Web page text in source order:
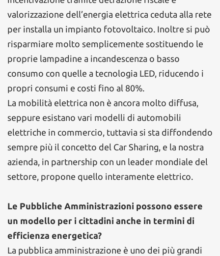
valorizzazione dell’energia elettrica ceduta alla rete
per installa un impianto fotovoltaico. Inoltre si può
risparmiare molto semplicemente sostituendo le
proprie lampadine a incandescenza o basso
consumo con quelle a tecnologia LED, riducendo i
propri consumi e costi fino al 80%.
La mobilità elettrica non è ancora molto diffusa,
seppure esistano vari modelli di automobili
elettriche in commercio, tuttavia si sta diffondendo
sempre più il concetto del Car Sharing, e la nostra
azienda, in partnership con un leader mondiale del
settore, propone quello interamente elettrico.
Le Pubbliche Amministrazioni possono essere
un modello per i cittadini anche in termini di
efficienza energetica?
La pubblica amministrazione è uno dei più grandi